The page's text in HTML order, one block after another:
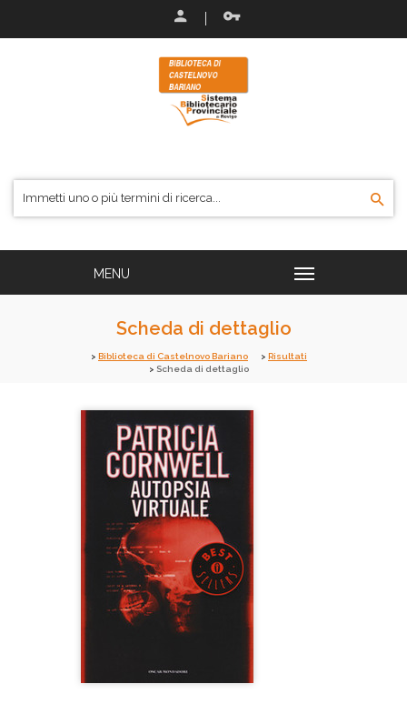
Scheda di dettaglio
Biblioteca di Castelnovo Bariano
Risultati
Scheda di dettaglio